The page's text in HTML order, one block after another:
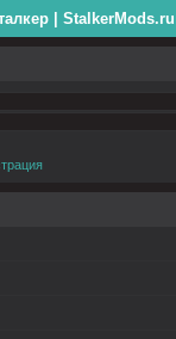
| StalkerMods.ru